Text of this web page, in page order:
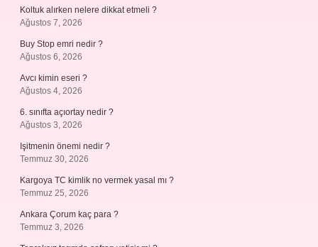
Koltuk alırken nelere dikkat etmeli ?
Ağustos 7, 2026
Buy Stop emri nedir ?
Ağustos 6, 2026
Avcı kimin eseri ?
Ağustos 4, 2026
6. sınıfta açıortay nedir ?
Ağustos 3, 2026
Işitmenin önemi nedir ?
Temmuz 30, 2026
Kargoya TC kimlik no vermek yasal mı ?
Temmuz 25, 2026
Ankara Çorum kaç para ?
Temmuz 3, 2026